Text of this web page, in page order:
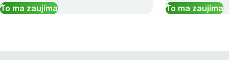
To ma zaujíma
To ma zaujíma